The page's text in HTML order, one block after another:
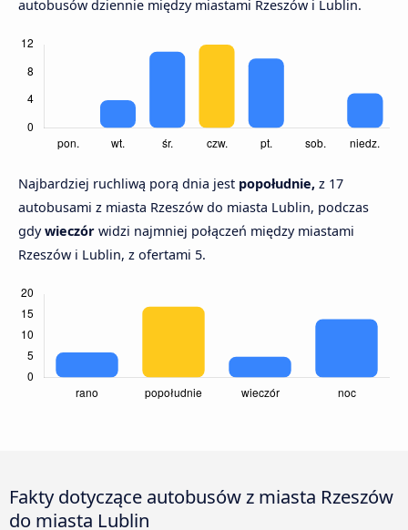
autobusów dziennie między miastami Rzeszów i Lublin.
Najbardziej ruchliwą porą dnia jest popołudnie, z 17
autobusami z miasta Rzeszów do miasta Lublin, podczas
gdywieczór widzi najmniej połączeń między miastami
Rzeszów i Lublin, z ofertami 5.
Fakty dotyczące autobusów z miasta Rzeszów
do miasta Lublin